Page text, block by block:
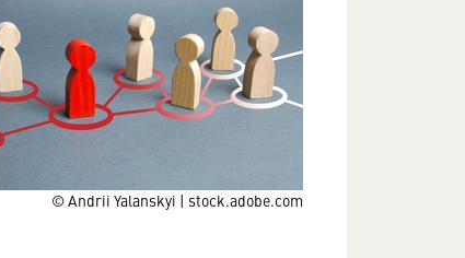
© Andrii Yalanskyi | stock.adobe.com